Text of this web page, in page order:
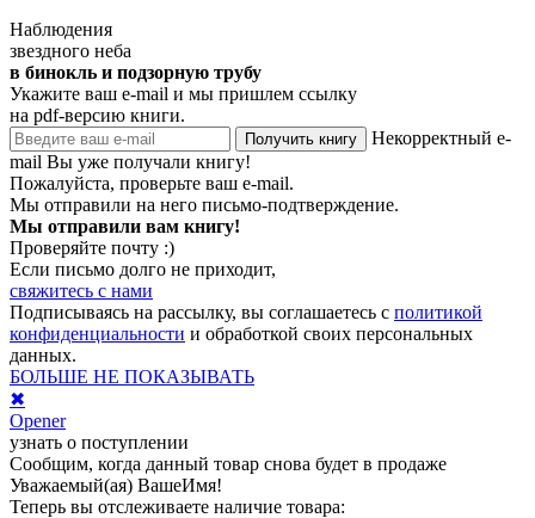
Наблюдения
звездного неба
в бинокль и подзорную трубу
Укажите ваш e-mail и мы пришлем ссылку
на pdf-версию книги.
Получить книгу
Некорректный e-
mail Вы уже получали книгу!
Пожалуйста, проверьте ваш e-mail.
Мы отправили на него письмо-подтверждение.
Мы отправили вам книгу!
Проверяйте почту :)
Если письмо долго не приходит,
свяжитесь с нами
Подписываясь на рассылку, вы соглашаетесь с политикой
конфиденциальности и обработкой своих персональных
данных.
БОЛЬШЕ НЕ ПОКАЗЫВАТЬ
✖
Opener
узнать о поступлении
Сообщим, когда данный товар снова будет в продаже
Уважаемый(ая) ВашеИмя!
Теперь вы отслеживаете наличие товара: